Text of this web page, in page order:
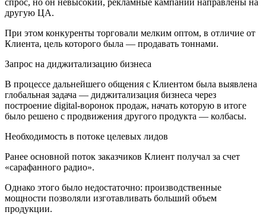
спрос, но он невысокий, рекламные кампании направлены на
другую ЦА.
При этом конкуренты торговали мелким оптом, в отличие от
Клиента, цель которого была — продавать тоннами.
Запрос на диджитализацию бизнеса
В процессе дальнейшего общения с Клиентом была выявлена
глобальная задача — диджитализация бизнеса через
построение digital-воронок продаж, начать которую в итоге
было решено с продвижения другого продукта — колбасы.
Необходимость в потоке целевых лидов
Ранее основной поток заказчиков Клиент получал за счет
«сарафанного радио».
Однако этого было недостаточно: производственные
мощности позволяли изготавливать больший объем
продукции.